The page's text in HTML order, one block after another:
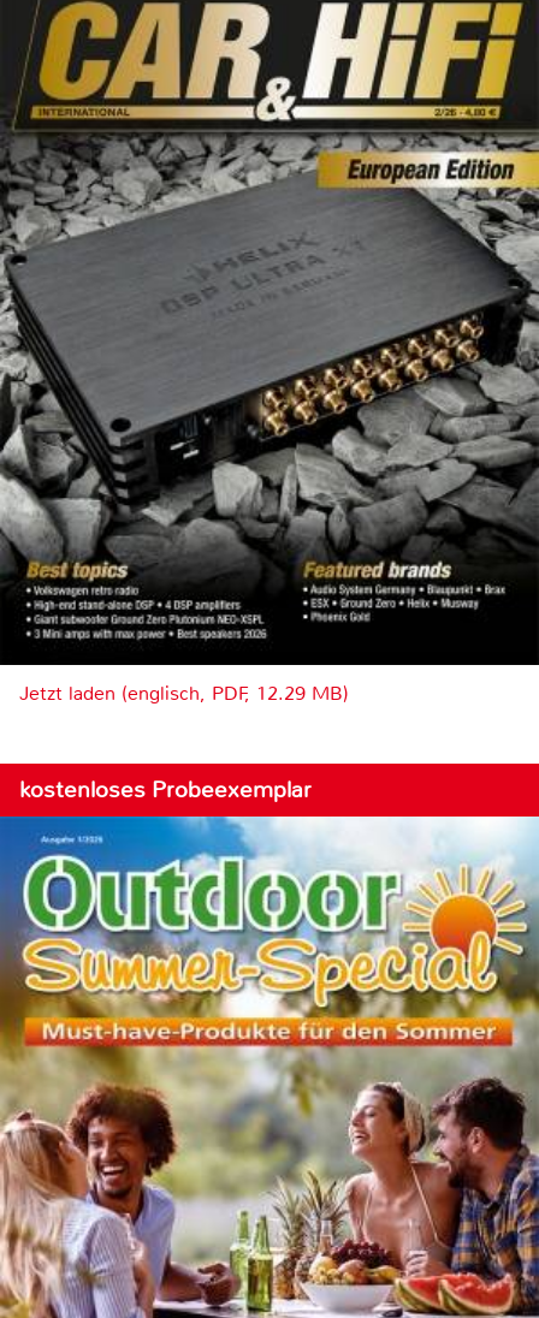
Jetzt laden (englisch, PDF, 12.29 MB)
kostenloses Probeexemplar